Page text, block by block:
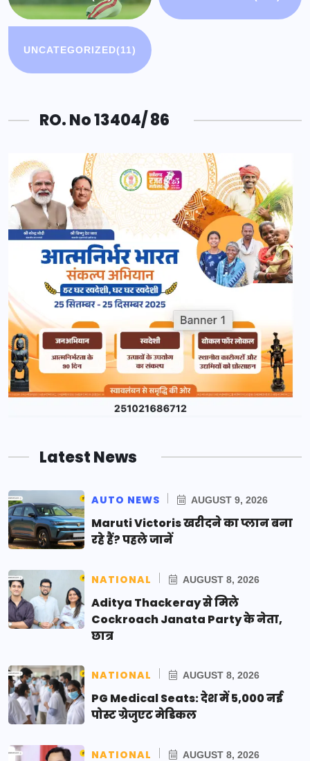
UNCATEGORIZED(11)
RO. No 13404/ 86
Latest News
AUTO NEWS AUGUST 9, 2026
Maruti Victoris खरीदने का प्लान बना
रहे हैं? पहले जानें
NATIONAL AUGUST 8, 2026
Aditya Thackeray से मिले
Cockroach Janata Party के नेता,
छात्र
NATIONAL AUGUST 8, 2026
PG Medical Seats: देश में 5,000 नई
पोस्ट ग्रेजुएट मेडिकल
NATIONAL AUGUST 8, 2026